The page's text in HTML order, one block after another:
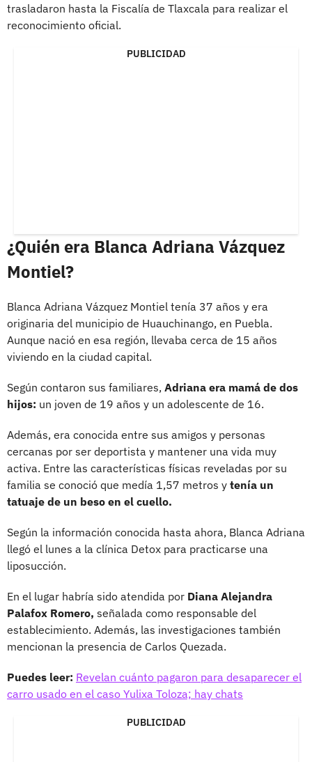
trasladaron hasta la Fiscalía de Tlaxcala para realizar el
reconocimiento oficial.
PUBLICIDAD
¿Quién era Blanca Adriana Vázquez
Montiel?
Blanca Adriana Vázquez Montiel tenía 37 años y era
originaria del municipio de Huauchinango, en Puebla.
Aunque nació en esa región, llevaba cerca de 15 años
viviendo en la ciudad capital.
Según contaron sus familiares, Adriana era mamá de dos
hijos: un joven de 19 años y un adolescente de 16.
Además, era conocida entre sus amigos y personas
cercanas por ser deportista y mantener una vida muy
activa. Entre las características físicas reveladas por su
familia se conoció que medía 1,57 metros y tenía un
tatuaje de un beso en el cuello.
Según la información conocida hasta ahora, Blanca Adriana
llegó el lunes a la clínica Detox para practicarse una
liposucción.
En el lugar habría sido atendida por Diana Alejandra
Palafox Romero, señalada como responsable del
establecimiento. Además, las investigaciones también
mencionan la presencia de Carlos Quezada.
Puedes leer: Revelan cuánto pagaron para desaparecer el
carro usado en el caso Yulixa Toloza; hay chats
PUBLICIDAD